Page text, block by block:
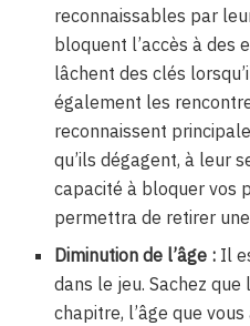
reconnaissables par
bloquent l’accès à des
lâchent des clés
également les
reconnaissent
qu’ils dégagent, à leur
capacité à bloquer vos
permettra de retirer
Diminution de l’âge : Il
dans le jeu. Sachez
chapitre, l’âge que